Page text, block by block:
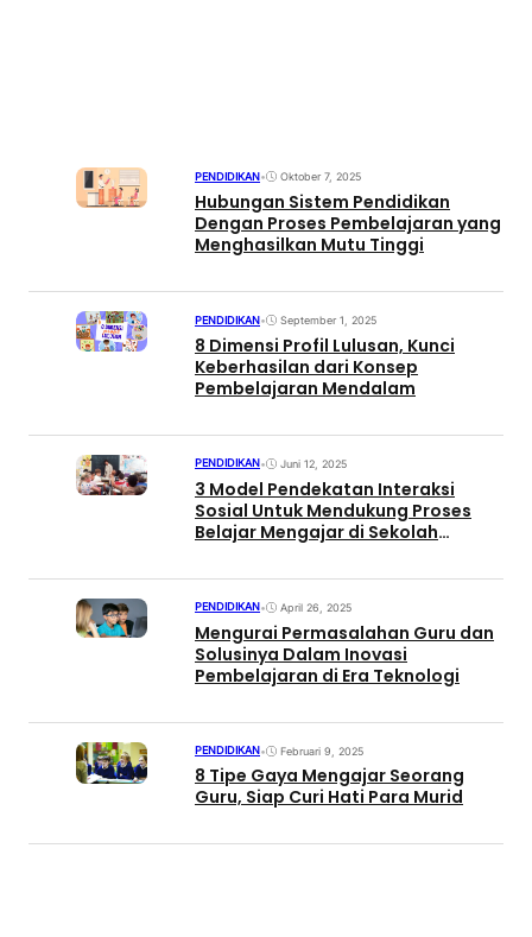
PENDIDIKAN• Oktober 7, 2025
Hubungan Sistem Pendidikan
Dengan Proses Pembelajaran yang
Menghasilkan Mutu Tinggi
PENDIDIKAN• September 1, 2025
8 Dimensi Profil Lulusan, Kunci
Keberhasilan dari Konsep
Pembelajaran Mendalam
PENDIDIKAN• Juni 12, 2025
3 Model Pendekatan Interaksi
Sosial Untuk Mendukung Proses
Belajar Mengajar di Sekolah
PENDIDIKAN• April 26, 2025
Mengurai Permasalahan Guru dan
Solusinya Dalam Inovasi
Pembelajaran di Era Teknologi
PENDIDIKAN• Februari 9, 2025
8 Tipe Gaya Mengajar Seorang
Guru, Siap Curi Hati Para Murid